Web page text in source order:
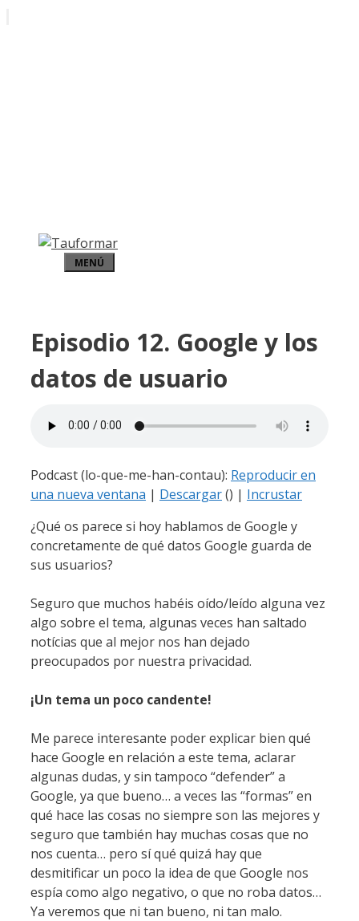
MENÚ
Episodio 12. Google y los
datos de usuario
Podcast (lo-que-me-han-contau): Reproducir en
una nueva ventana | Descargar() | Incrustar
¿Qué os parece si hoy hablamos de Google y
concretamente de qué datos Google guarda de
sus usuarios?
Seguro que muchos habéis oído/leído alguna vez
algo sobre el tema, algunas veces han saltado
notícias que al mejor nos han dejado
preocupados por nuestra privacidad.
¡Un tema un poco candente!
Me parece interesante poder explicar bien qué
hace Google en relación a este tema, aclarar
algunas dudas, y sin tampoco “defender” a
Google, ya que bueno… a veces las “formas” en
qué hace las cosas no siempre son las mejores y
seguro que también hay muchas cosas que no
nos cuenta… pero sí qué quizá hay que
desmitificar un poco la idea de que Google nos
espía como algo negativo, o que no roba datos…
Ya veremos que ni tan bueno, ni tan malo.